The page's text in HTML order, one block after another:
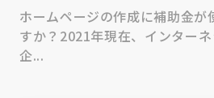
ホームページの作成に補助金が
すか？2021年現在、インターネ
企...